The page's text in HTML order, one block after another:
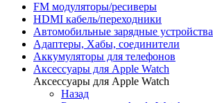
FM модуляторы/ресиверы
HDMI кабель/переходники
Автомобильные зарядные устройства
Адаптеры, Хабы, соединители
Аккумуляторы для телефонов
Аксессуары для Apple Watch
Аксессуары для Apple Watch
Назад